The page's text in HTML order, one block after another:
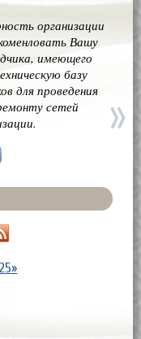
организации
Вашу
имеющего
базу
для проведения
сетей